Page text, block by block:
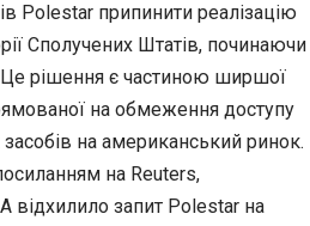
Polestar припинити реалізацію
Сполучених Штатів, починаючи
рішення є частиною ширшої
на обмеження доступу
на американський ринок.
на Reuters,
відхилило запит Polestar на